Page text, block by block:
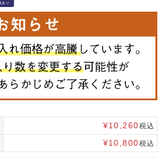
あり
¥10,260税込
¥10,800税込